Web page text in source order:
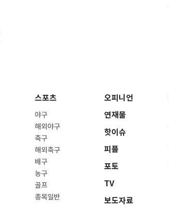
스포츠
야구
해외야구
축구
해외축구
배구
농구
골프
종목일반
오피니언
연재물
핫이슈
피플
포토
TV
보도자료